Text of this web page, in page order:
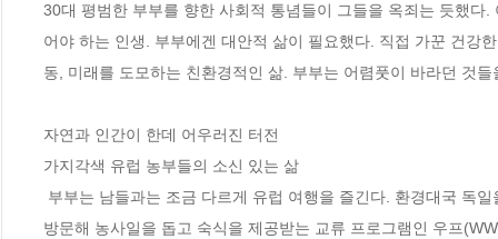
30대 평범한 부부를 향한 사회적 통념들이 그들을 옥죄는 듯했
어야 하는 인생. 부부에겐 대안적 삶이 필요했다. 직접 가꾼 건강
동, 미래를 도모하는 친환경적인 삶. 부부는 어렴풋이 바라던 것
자연과 인간이 한데 어우러진 터전
가지각색 유럽 농부들의 소신 있는 삶
방문해 농사일을 돕고 숙식을 제공받는 교류 프로그램인 우프